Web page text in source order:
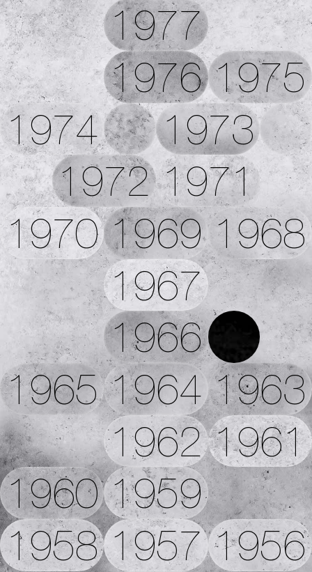
1977
1976 1975
1974
1973
1972 1971
1970 1969 1968
1967
1966
1965 1964 1963
1962 1961
1960 1959
1958 1957 1956